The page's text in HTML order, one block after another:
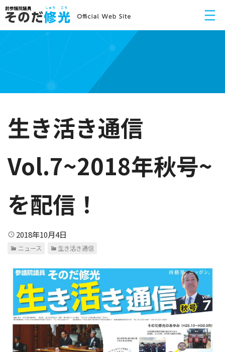
生き活き通信
Vol.7~2018年秋号~
を配信！
2018年10月4日
ニュース 生き活き通信